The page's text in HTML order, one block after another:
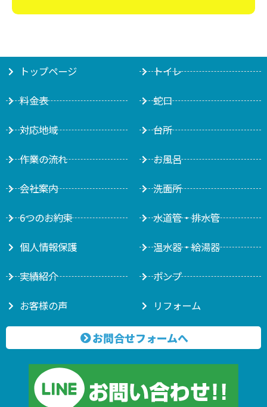
トップページ
料金表
対応地域
作業の流れ
会社案内
6つのお約束
個人情報保護
実績紹介
お客様の声
トイレ
蛇口
台所
お風呂
洗面所
水道管・排水管
温水器・給湯器
ポンプ
リフォーム
お問合せフォームへ